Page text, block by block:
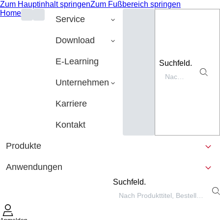
Zum Hauptinhalt springenZum Fußbereich springen
Home
Service
Download
E-Learning
Unternehmen
Karriere
Kontakt
Suchfeld.
Produkte
Anwendungen
Suchfeld.